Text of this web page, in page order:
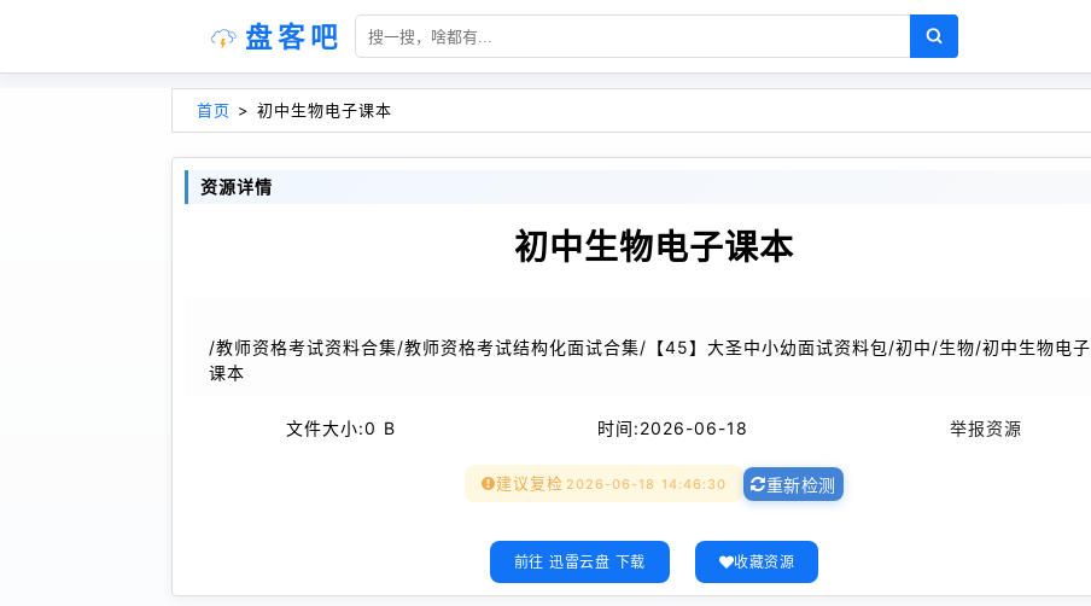
盘客吧
首页 > 初中生物电子课本
资源详情
初中生物电子课本
/教师资格考试资料合集/教师资格考试结构化面试合集/【45】大圣中小幼面试资料包/初中/生物/初中生物电子
课本
文件大小:0 B 时间:2026-06-18 举报资源
建议复检 2026-06-18 14:46:30 重新检测
前往 迅雷云盘 下载 收藏资源